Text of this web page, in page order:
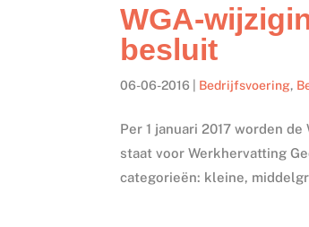
WGA-
besluit
06-06-2016 Bedrijfsvoering,
Per 1 januari 2017 worden
staat voor Werkhervatting
categorieën: kleine,